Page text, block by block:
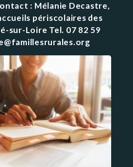
: Mélanie Decastre,
périscolaires des
sur-Loire Tel. 07 82 59